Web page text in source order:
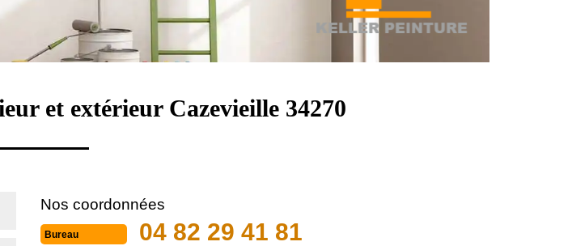
et extérieur Cazevieille 34270
Nos coordonnées
Bureau 04 82 29 41 81